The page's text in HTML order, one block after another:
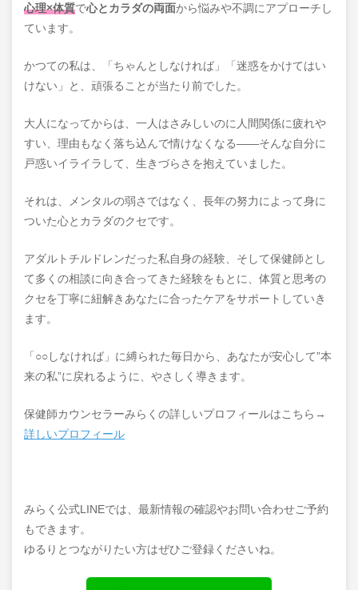
心理×体質で心とカラダの両面から悩みや不調にアプローチし
ています。
かつての私は、「ちゃんとしなければ」「迷惑をかけてはい
けない」と、頑張ることが当たり前でした。
大人になってからは、一人はさみしいのに人間関係に疲れや
すい、理由もなく落ち込んで情けなくなる――そんな自分に
戸惑いイライラして、生きづらさを抱えていました。
それは、メンタルの弱さではなく、長年の努力によって身に
ついた心とカラダのクセです。
アダルトチルドレンだった私自身の経験、そして保健師とし
て多くの相談に向き合ってきた経験をもとに、体質と思考の
クセを丁寧に紐解きあなたに合ったケアをサポートしていき
ます。
「○○しなければ」に縛られた毎日から、あなたが安心して”本
来の私”に戻れるように、やさしく導きます。
保健師カウンセラーみらくの詳しいプロフィールはこちら→
詳しいプロフィール
みらく公式LINEでは、最新情報の確認やお問い合わせご予約
もできます。
ゆるりとつながりたい方はぜひご登録くださいね。